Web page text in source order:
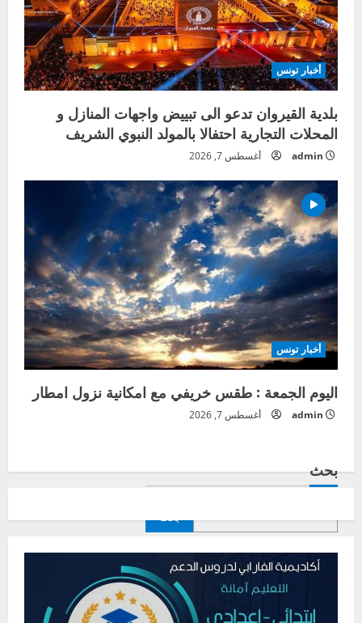
أخبار تونس
بلدية القيروان تدعو الى تبييض واجهات المنازل و
المحلات التجارية احتفالا بالمولد النبوي الشريف
admin أغسطس 7, 2026
أخبار تونس
اليوم الجمعة : طقس خريفي مع امكانية نزول امطار
admin أغسطس 7, 2026
بحث
بحث